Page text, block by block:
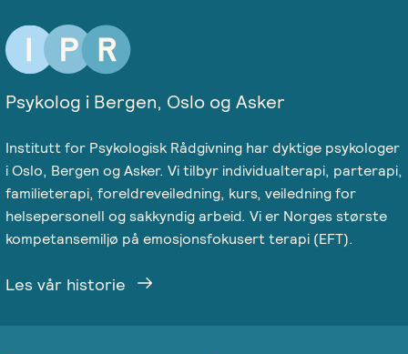
Psykolog i Bergen, Oslo og Asker
Institutt for Psykologisk Rådgivning har dyktige psykologer
i Oslo, Bergen og Asker. Vi tilbyr individualterapi, parterapi,
familieterapi, foreldreveiledning, kurs, veiledning for
helsepersonell og sakkyndig arbeid. Vi er Norges største
kompetansemiljø på emosjonsfokusert terapi (EFT).
Les vår historie